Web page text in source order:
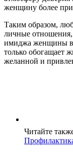
женщину более
Таким образом,
личные отношения,
имиджа женщины в
только обогащает
желанной и
Читайте